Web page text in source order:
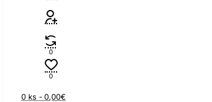
0
0
0 ks - 0,00€